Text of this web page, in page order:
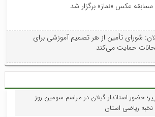
مسابقه عکس «نماز» برگزار شد
شورای تأمین از هر تصمیم آموزشی برای
حمایت می‌کند
حضور استاندار گیلان در مراسم سومین روز